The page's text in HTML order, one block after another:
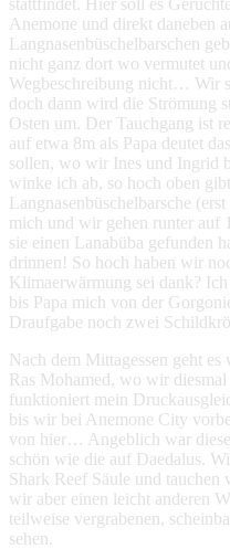
Anemone und direkt daneben
Langnasenbüschelbarschen
nicht ganz dort wo vermutet
Wegbeschreibung nicht… Wir
doch dann wird die Strömung
Osten um. Der Tauchgang ist
auf etwa 8m als Papa deutet
sollen, wo wir Ines und Ingrid
winke ich ab, so hoch oben
Langnasenbüschelbarsche
mich und wir gehen runter auf
sie einen Lanabüba gefunden
drinnen! So hoch haben wir
Klimaerwärmung sei dank?
bis Papa mich von der
Draufgabe noch zwei
Nach dem Mittagessen geht
Ras Mohamed, wo wir
funktioniert mein
bis wir bei Anemone City
von hier… Angeblich war
schön wie die auf Daedalus.
Shark Reef Säule und
wir aber einen leicht anderen
teilweise vergrabenen,
sehen.